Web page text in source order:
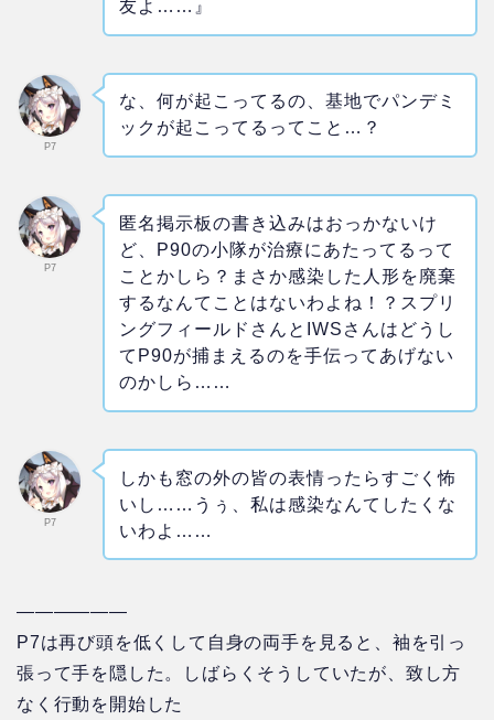
友よ……』
P7
な、何が起こってるの、基地でパンデミ
ックが起こってるってこと…？
P7
匿名掲示板の書き込みはおっかないけ
ど、P90の小隊が治療にあたってるって
ことかしら？まさか感染した人形を廃棄
するなんてことはないわよね！？スプリ
ングフィールドさんとIWSさんはどうし
てP90が捕まえるのを手伝ってあげない
のかしら……
P7
しかも窓の外の皆の表情ったらすごく怖
いし……うぅ、私は感染なんてしたくな
いわよ……
——————
P7は再び頭を低くして自身の両手を見ると、袖を引っ
張って手を隠した。しばらくそうしていたが、致し方
なく行動を開始した